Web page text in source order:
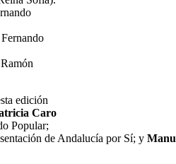
edición
Caro
Popular;
de Andalucía por Sí; y